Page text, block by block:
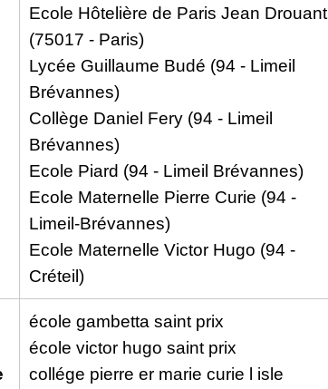
Ecole Hôtelière de Paris Jean Drouant
(75017 - Paris)
Lycée Guillaume Budé (94 - Limeil
Brévannes)
Collège Daniel Fery (94 - Limeil
Brévannes)
Ecole Piard (94 - Limeil Brévannes)
Ecole Maternelle Pierre Curie (94 -
Limeil-Brévannes)
Ecole Maternelle Victor Hugo (94 -
Créteil)
école gambetta saint prix
école victor hugo saint prix
collége pierre er marie curie l isle